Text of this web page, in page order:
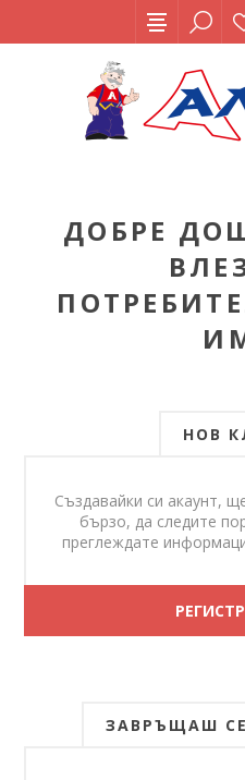
ДОБРЕ
НОВ
Създавайки си акаунт,
бързо, да следите
преглеждате
ЗАВРЪЩАШ